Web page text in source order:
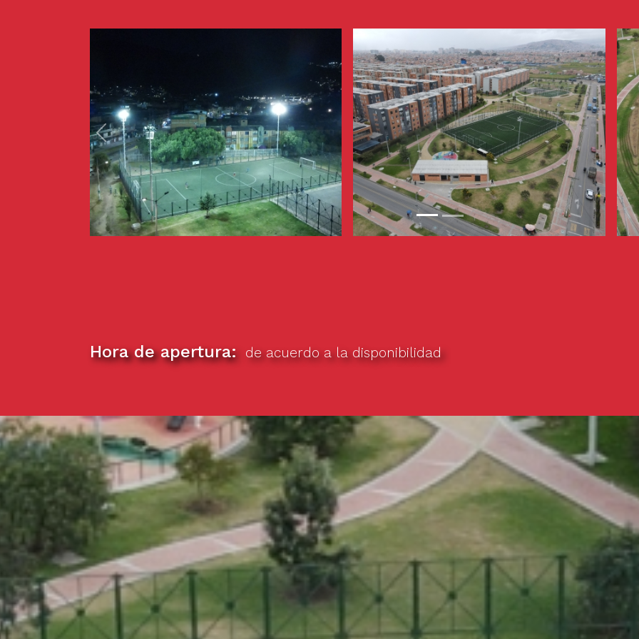
Previous
Hora de apertura de acuerdo a la disponibilidad